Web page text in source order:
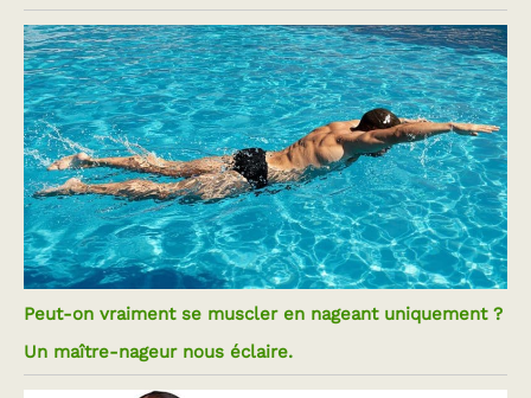
Peut-on vraiment se muscler en nageant uniquement ?
Un maître-nageur nous éclaire.